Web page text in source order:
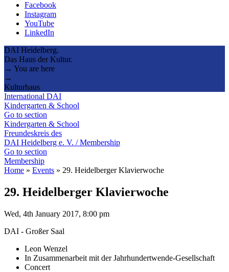
Facebook
Instagram
YouTube
LinkedIn
DAI Heidelberg.
Das Haus der Kultur.
→ You are here
→
Kulturhaus
International DAI
Kindergarten & School
Go to section
Kindergarten & School
Freundeskreis des
DAI Heidelberg e. V. / Membership
Go to section
Membership
Home » Events » 29. Heidelberger Klavierwoche
29. Heidelberger Klavierwoche
Wed, 4th January 2017, 8:00 pm
DAI - Großer Saal
Leon Wenzel
In Zusammenarbeit mit der Jahrhundertwende-Gesellschaft
Concert